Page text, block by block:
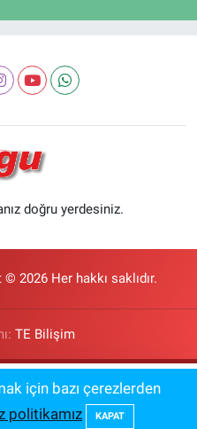
doğru yerdesiniz.
2026 Her hakkı saklıdır.
TE Bilişim
için bazı çerezlerden
politikamız KAPAT
Türkiye